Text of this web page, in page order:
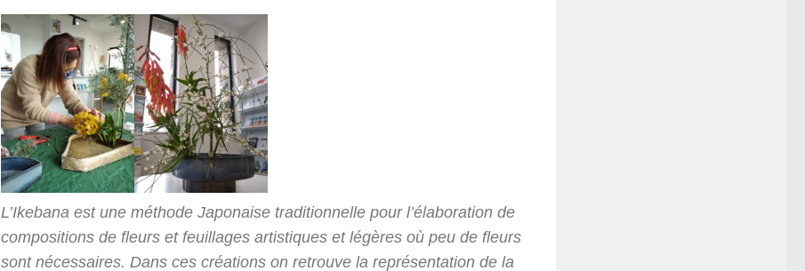
L’Ikebana est une méthode Japonaise traditionnelle pour l’élaboration de
compositions de fleurs et feuillages artistiques et légères où peu de fleurs
sont nécessaires. Dans ces créations on retrouve la représentation de la